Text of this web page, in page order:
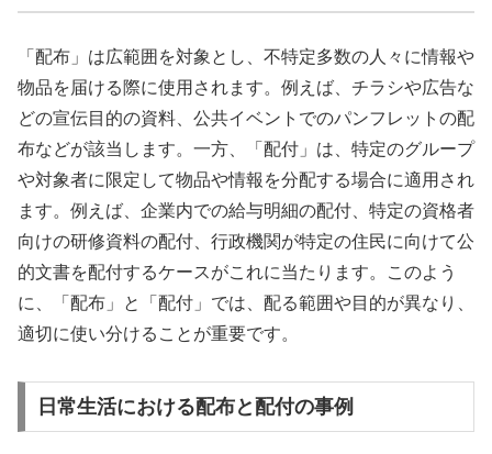
「配布」は広範囲を対象とし、不特定多数の人々に情報や
物品を届ける際に使用されます。例えば、チラシや広告な
どの宣伝目的の資料、公共イベントでのパンフレットの配
布などが該当します。一方、「配付」は、特定のグループ
や対象者に限定して物品や情報を分配する場合に適用され
ます。例えば、企業内での給与明細の配付、特定の資格者
向けの研修資料の配付、行政機関が特定の住民に向けて公
的文書を配付するケースがこれに当たります。このよう
に、「配布」と「配付」では、配る範囲や目的が異なり、
適切に使い分けることが重要です。
日常生活における配布と配付の事例